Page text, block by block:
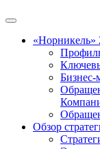
«Норникель»
Бизнес-
Обзор